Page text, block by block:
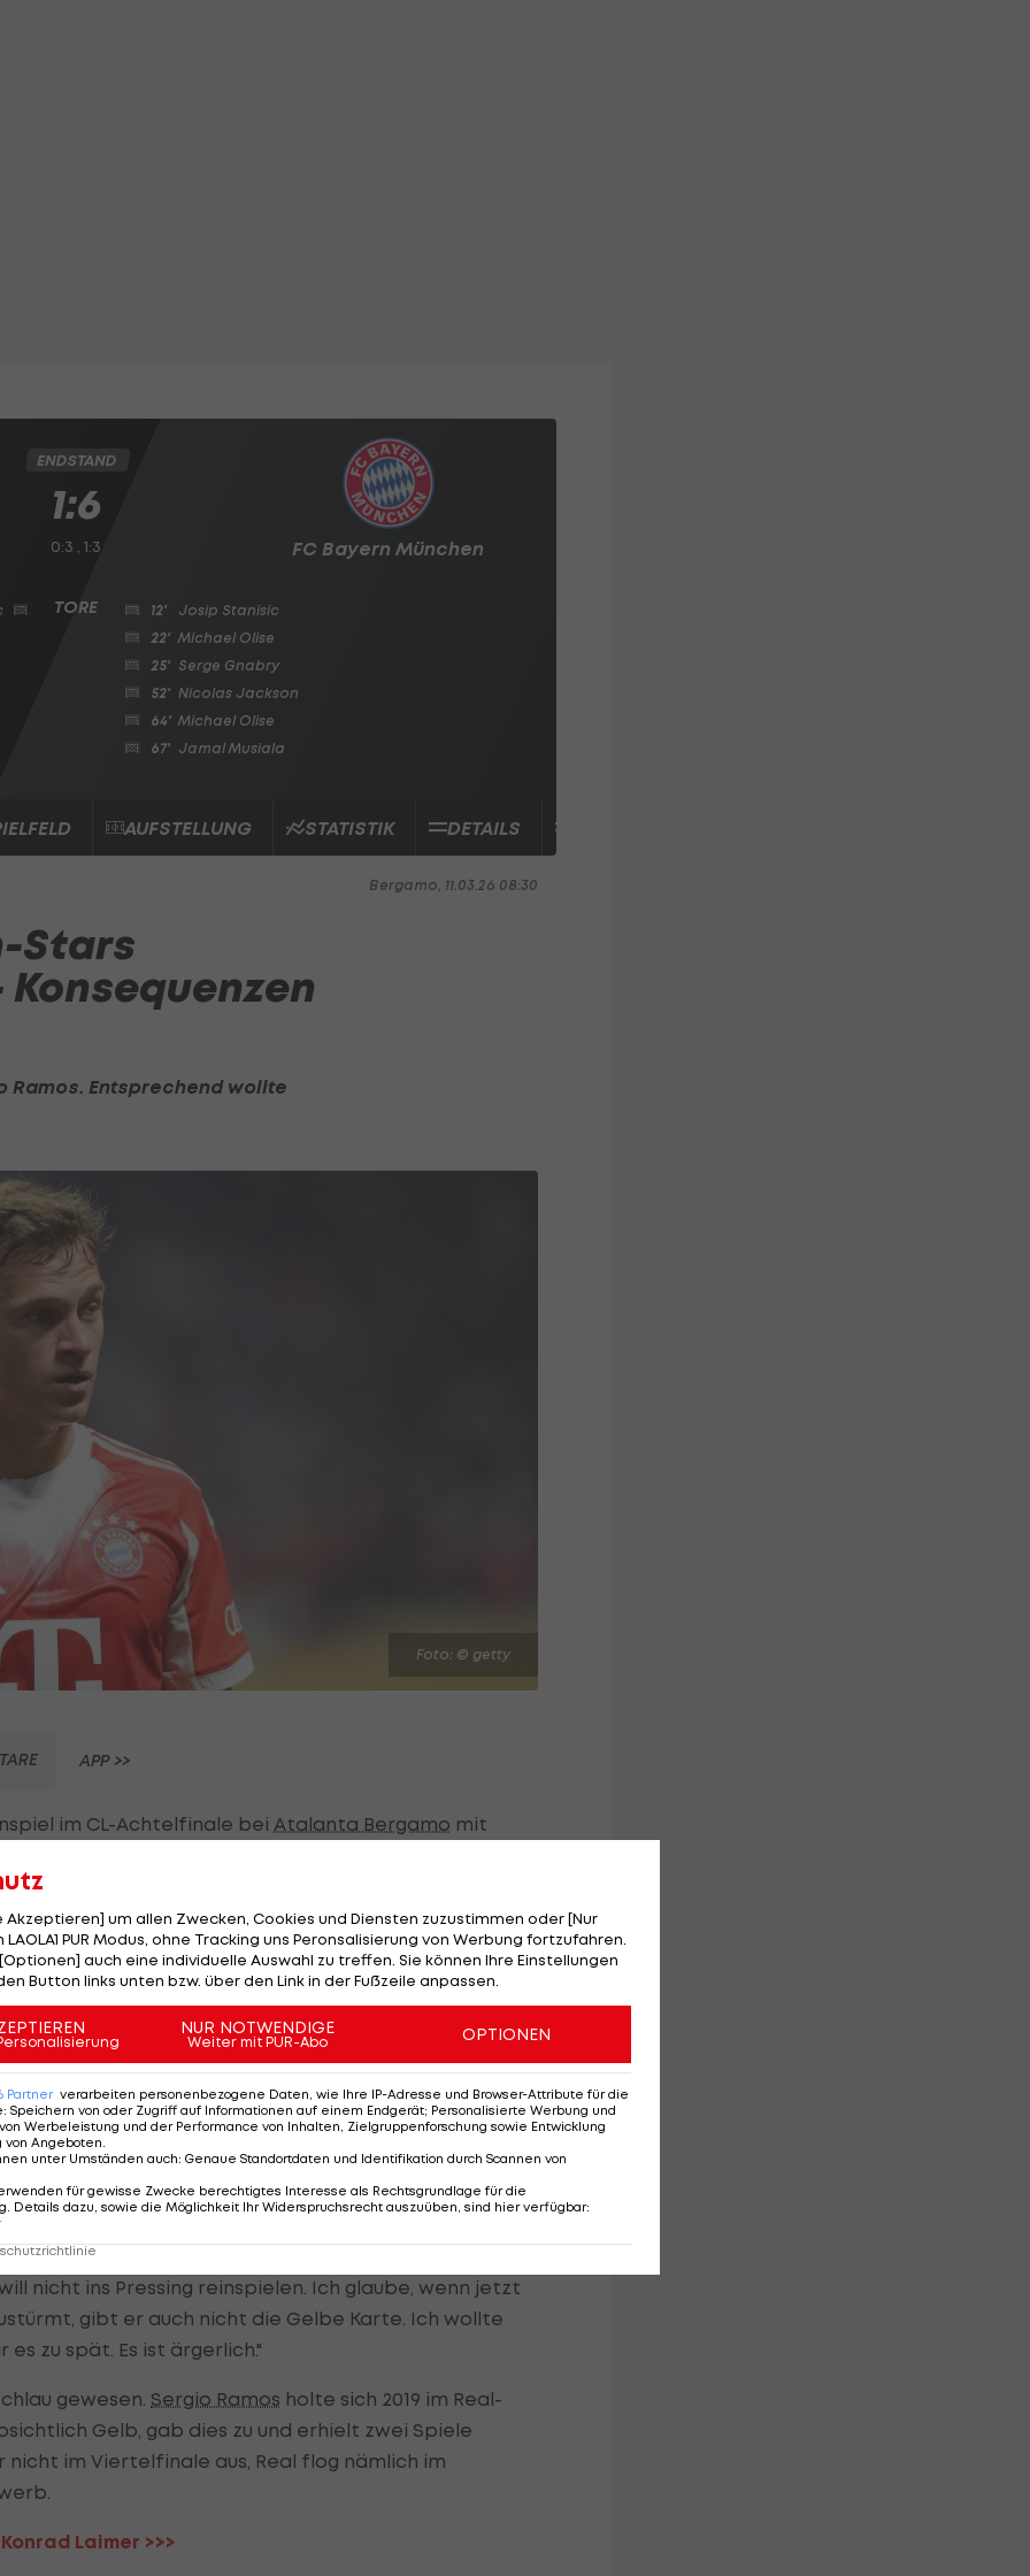
FC Bayern München
ENDSTAND
1:6
0:3 , 1:3
12'
Josip Stanisic
22' Michael Olise
25' Serge Gnabry
52' Nicolas Jackson
64' Michael Olise
67' Jamal Musiala
AUFSTELLUNG STATISTIK DETAILS
Bergamo, 11.03.26 08:30
Stars
Ramos. Entsprechend wollte
Foto: © getty
APP >>
im CL-Achtelfinale bei Atalanta Bergamo mit
aber
gesperrt zumindest für das Rückspiel aus.
die Vermutung nahe, Kimmich und Olise
damit sie in ein mögliches Viertelfinale ohne
zu lange Zeit, Kimmich führte einen Freistoß sechs
um dann zurückzuziehen. Provozierten die Bayern-
nicht: "An sich war es unnötig, ich habe nach einer
nicht ins Pressing reinspielen. Ich glaube, wenn jetzt
gibt er auch nicht die Gelbe Karte. Ich wollte
zu spät. Es ist ärgerlich."
gewesen. Sergio Ramos holte sich 2019 im Real-
Gelb, gab dies zu und erhielt zwei Spiele
im Viertelfinale aus, Real flog nämlich im
Laimer >>>
Akzeptieren] um allen Zwecken, Cookies und Diensten zuzustimmen oder [Nur
PUR Modus, ohne Tracking uns Peronsalisierung von Werbung fortzufahren.
auch eine individuelle Auswahl zu treffen. Sie können Ihre Einstellungen
Button links unten bzw. über den Link in der Fußzeile anpassen.
NUR NOTWENDIGE
Weiter mit PUR-Abo OPTIONEN
Partner verarbeiten personenbezogene Daten, wie Ihre IP-Adresse und Browser-Attribute für die
: Speichern von oder Zugriff auf Informationen auf einem Endgerät; Personalisierte Werbung und
Werbeleistung und der Performance von Inhalten, Zielgruppenforschung sowie Entwicklung
von Angeboten
unter Umständen auch: Genaue Standortdaten und Identifikation durch Scannen von
für gewisse Zwecke berechtigtes Interesse als Rechtsgrundlage für die
Details dazu, sowie die Möglichkeit Ihr Widerspruchsrecht auszuüben, sind hier verfügbar: